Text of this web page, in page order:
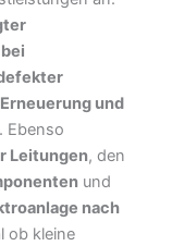
Erneuerung und
. Ebenso
Leitungen, den
und
nach
ob kleine